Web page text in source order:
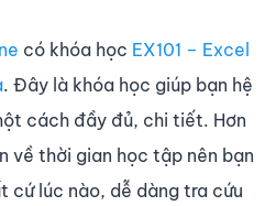
có khóa học EX101 – Excel
. Đây là khóa học giúp bạn hệ
cách đầy đủ, chi tiết. Hơn
về thời gian học tập nên bạn
cứ lúc nào, dễ dàng tra cứu